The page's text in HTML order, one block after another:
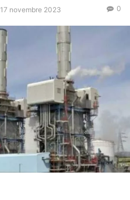
17 novembre 2023 0